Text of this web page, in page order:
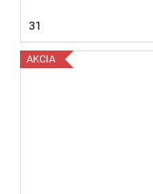
31
AKCIA